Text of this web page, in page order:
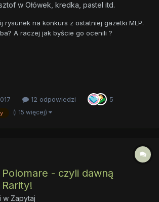
w Ołówek, kredka, pastel itd.
rysunek na konkurs z ostatniej gazetki MLP.
A raczej jak byście go ocenili ?
12 odpowiedzi 5
(i 15 więcej)
- czyli dawną
w Zapytaj